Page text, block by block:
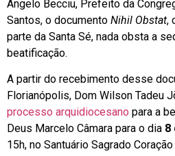
Angelo Becciu, Prefeito da
Santos, o documento Nihil Obstat,
parte da Santa Sé, nada obsta a
beatificação.
A partir do recebimento desse
Florianópolis, Dom Wilson Tadeu
processo arquidiocesano para a
Deus Marcelo Câmara para o dia 8
15h, no Santuário Sagrado